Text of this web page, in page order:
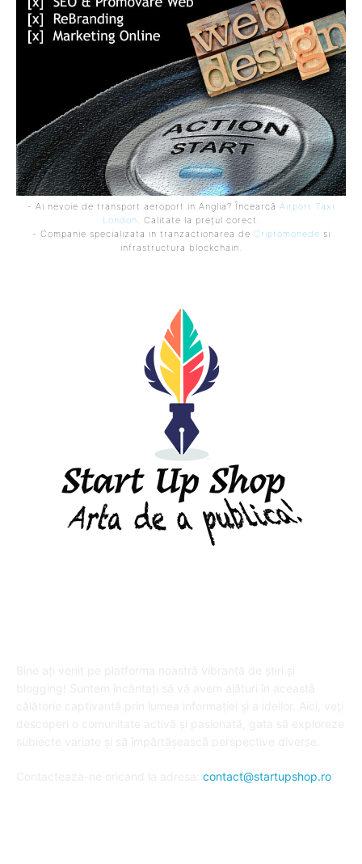
- Ai nevoie de transport aeroport in Anglia? Încearcă Airport Taxi
London. Calitate la prețul corect.
- Companie specializata in tranzactionarea de Criptomonede si
infrastructura blockchain.
contact@startupshop.ro